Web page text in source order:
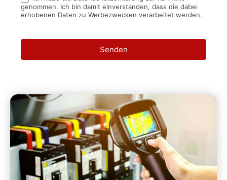
genommen. Ich bin damit einverstanden, dass die dabei
erhobenen Daten zu Werbezwecken verarbeitet werden.
Senden